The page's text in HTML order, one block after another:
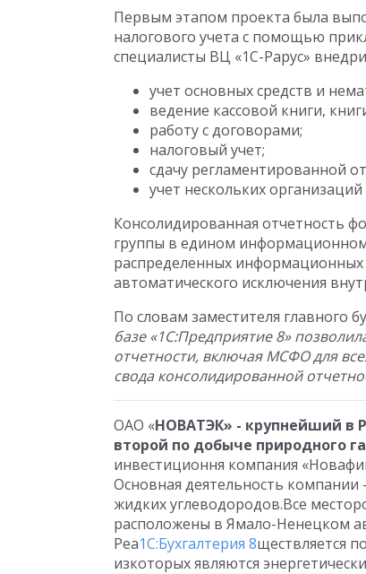
Первым этапом проекта была
налогового учета с помощью
специалисты ВЦ «1С-Рарус»
учет основных средств и
ведение кассовой книги,
работу с договорами;
налоговый учет;
сдачу регламентированной
учет нескольких
Консолидированная отчетность
группы в едином
распределенных
автоматического исключения
По словам заместителя главного
базе «1С:Предприятие 8»
отчетности, включая МСФО для
свода консолидированной
ОАО «НОВАТЭК» - крупнейший в
второй по добыче природного
инвестиционня компания
Основная деятельность компании
жидких углеводородов.Все
расположены в Ямало-Ненецком
Реа1С:Бухгалтерия 8ществляется
изкоторых являются